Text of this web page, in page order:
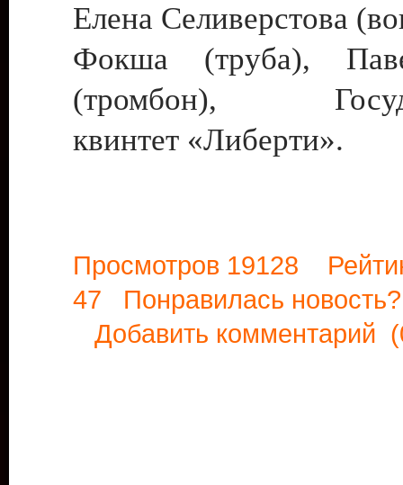
Елена Селиверстова
Фокша (труба),
(тромбон),
квинтет «Либерти».
Просмотров 19128
47 Понравилась
Добавить комментарий